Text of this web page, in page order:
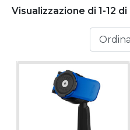
Visualizzazione di 1-12